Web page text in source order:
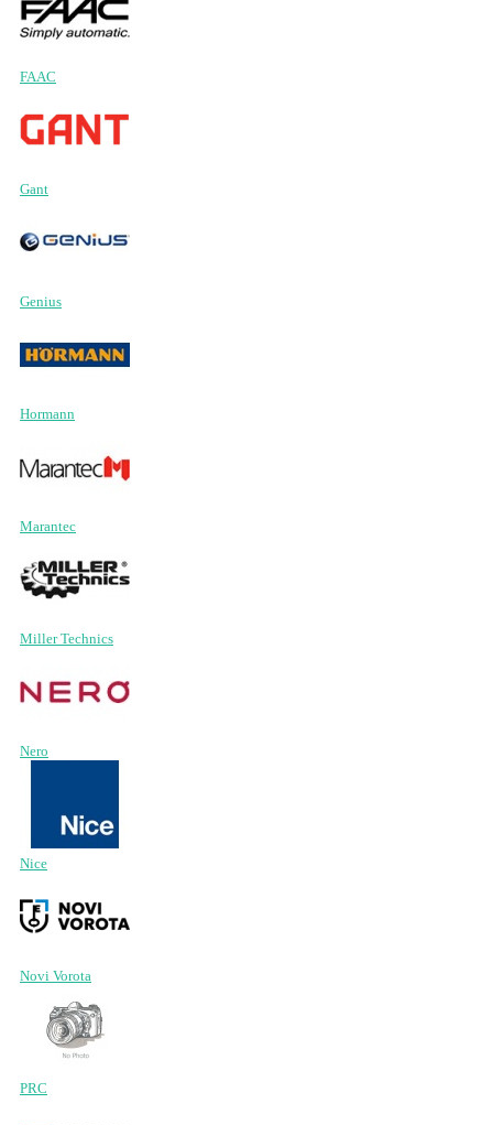
FAAC
Gant
Genius
Hormann
Marantec
Miller Technics
Nero
Nice
Novi Vorota
PRC